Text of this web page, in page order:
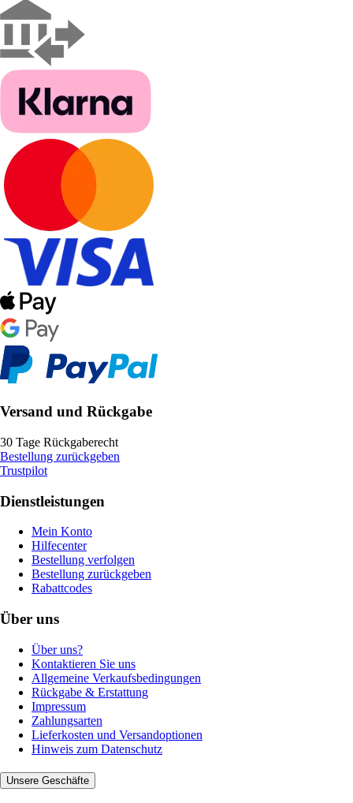
Versand und Rückgabe
30 Tage Rückgaberecht
Bestellung zurückgeben
Trustpilot
Dienstleistungen
Mein Konto
Hilfecenter
Bestellung verfolgen
Bestellung zurückgeben
Rabattcodes
Über uns
Über uns?
Kontaktieren Sie uns
Allgemeine Verkaufsbedingungen
Rückgabe & Erstattung
Impressum
Zahlungsarten
Lieferkosten und Versandoptionen
Hinweis zum Datenschutz
Unsere Geschäfte